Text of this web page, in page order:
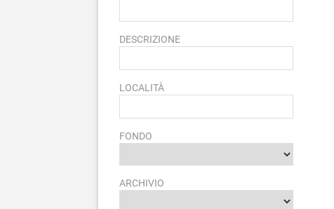
DESCRIZIONE
LOCALITÀ
FONDO
ARCHIVIO